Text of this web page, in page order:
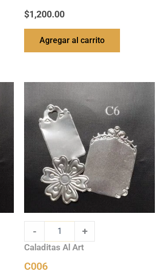
$1,200.00
Agregar al carrito
C006
quantity
- +
Caladitas Al Art
C006